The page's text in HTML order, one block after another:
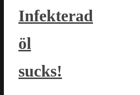
Infekterad
öl
sucks!